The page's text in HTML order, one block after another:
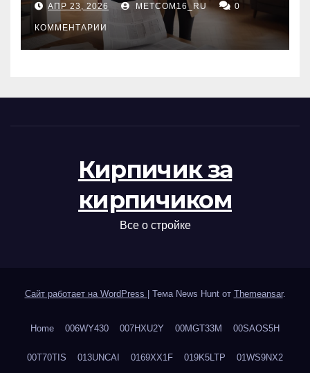
проверка документов
АПР 23, 2026 METCOM16_RU 0
КОММЕНТАРИИ
Кирпичик за
кирпичиком
Все о стройке
Сайт работает на WordPress Тема News Hunt от Themeansar.
Home 006WY430 007HXU2Y 00MGT33M 00SAOS5H
00T70TIS 013UNCAI 0169XX1F 019K5LTP 01WS9NX2